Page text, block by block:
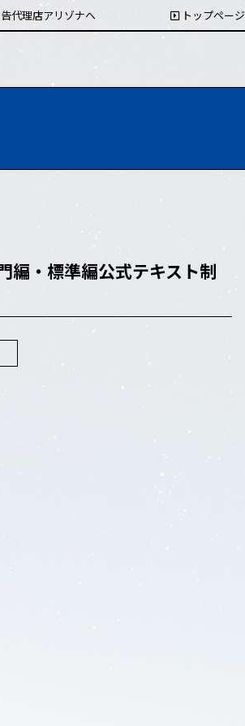
代理店アリゾナへ トップページ
編・標準編公式テキスト制